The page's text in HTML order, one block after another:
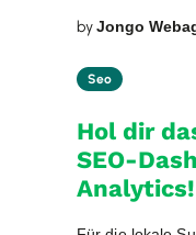
byJongo
Seo
Hol dir
SEO-
Analytics!